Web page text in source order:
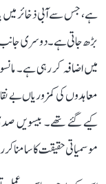
ہے، جس سے آبی ذخائر میں
بڑھ جاتی ہے۔ دوسری جانب
میں اضافہ کر رہی ہے۔
معاہدوں کی کمزوریاں بے
کیے گئے تھے۔ بیسویں
موسمیاتی حقیقت کا سامنا